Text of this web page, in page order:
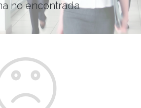
no encontrada